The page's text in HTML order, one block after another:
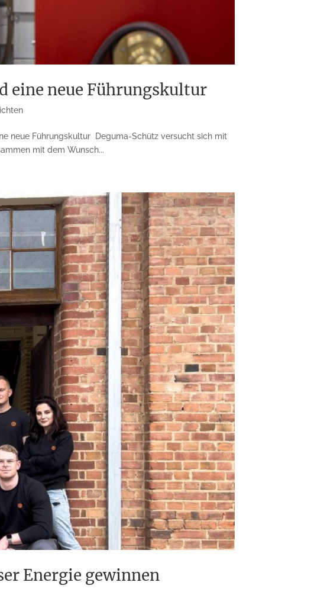
eine neue Führungskultur
neue Führungskultur Deguma-Schütz versucht sich mit
mit dem Wunsch...
Energie gewinnen